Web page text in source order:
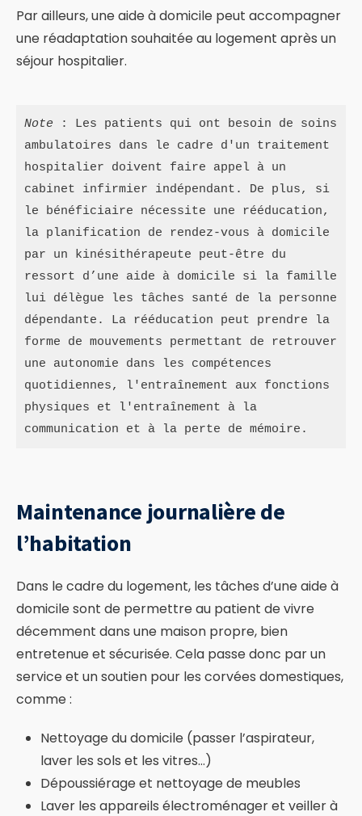
Par ailleurs, une aide à domicile peut accompagner
une réadaptation souhaitée au logement après un
séjour hospitalier.
Note : Les patients qui ont besoin de soins
ambulatoires dans le cadre d'un traitement
hospitalier doivent faire appel à un
cabinet infirmier indépendant. De plus, si
le bénéficiaire nécessite une rééducation,
la planification de rendez-vous à domicile
par un kinésithérapeute peut-être du
ressort d’une aide à domicile si la famille
lui délègue les tâches santé de la personne
dépendante. La rééducation peut prendre la
forme de mouvements permettant de retrouver
une autonomie dans les compétences
quotidiennes, l'entraînement aux fonctions
physiques et l'entraînement à la
communication et à la perte de mémoire.
Maintenance journalière de
l’habitation
Dans le cadre du logement, les tâches d’une aide à
domicile sont de permettre au patient de vivre
décemment dans une maison propre, bien
entretenue et sécurisée. Cela passe donc par un
service et un soutien pour les corvées domestiques,
comme :
Nettoyage du domicile (passer l’aspirateur,
laver les sols et les vitres…)
Dépoussiérage et nettoyage de meubles
Laver les appareils électroménager et veiller à